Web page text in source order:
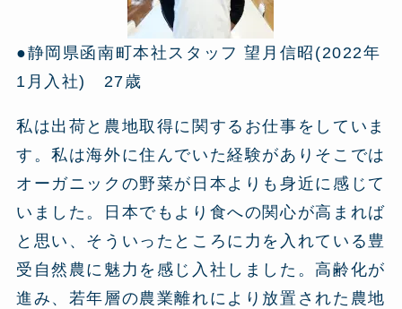
●静岡県函南町本社スタッフ 望月信昭(2022年
1月入社) 27歳
私は出荷と農地取得に関するお仕事をしていま
す。私は海外に住んでいた経験がありそこでは
オーガニックの野菜が日本よりも身近に感じて
いました。日本でもより食への関心が高まれば
と思い、そういったところに力を入れている豊
受自然農に魅力を感じ入社しました。高齢化が
進み、若年層の農業離れにより放置された農地